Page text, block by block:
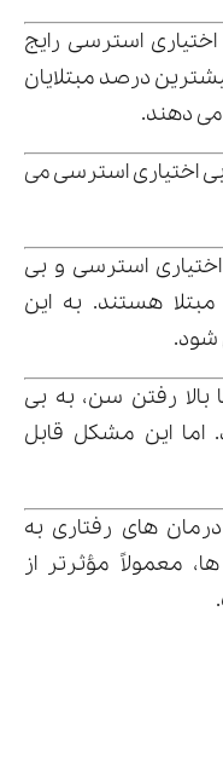
استرسی رایج
درصد مبتلایان
می دهند.
زن مبتلا به بی اختیاری استرسی می
استرسی و بی
مبتلا هستند. به این
شود.
بالا رفتن سن، به بی
اما این مشکل قابل
های رفتاری به
معمولاً مؤثرتر از